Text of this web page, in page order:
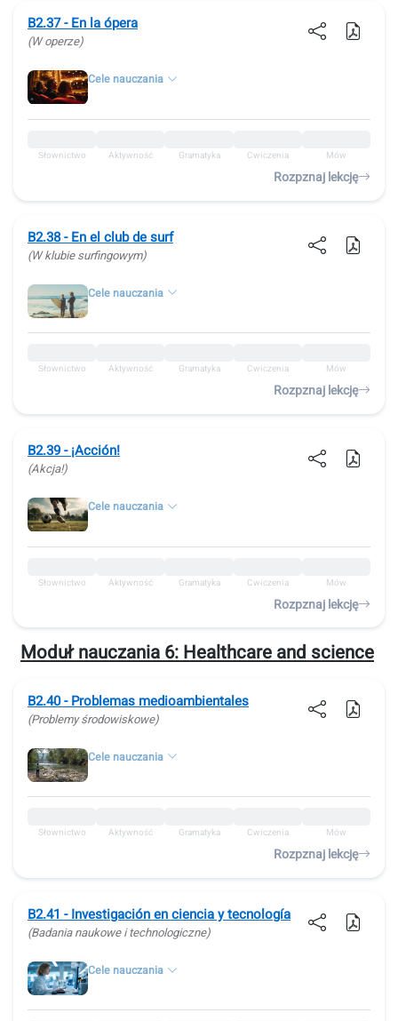
B2.37 - En la ópera
(W operze)
Cele nauczania
Słownictwo Aktywność Gramatyka Ćwiczenia Mów
Rozpznaj lekcję
B2.38 - En el club de surf
(W klubie surfingowym)
Cele nauczania
Słownictwo Aktywność Gramatyka Ćwiczenia Mów
Rozpznaj lekcję
B2.39 - ¡Acción!
(Akcja!)
Cele nauczania
Słownictwo Aktywność Gramatyka Ćwiczenia Mów
Rozpznaj lekcję
Moduł nauczania 6: Healthcare and science
B2.40 - Problemas medioambientales
(Problemy środowiskowe)
Cele nauczania
Słownictwo Aktywność Gramatyka Ćwiczenia Mów
Rozpznaj lekcję
B2.41 - Investigación en ciencia y tecnología
(Badania naukowe i technologiczne)
Cele nauczania